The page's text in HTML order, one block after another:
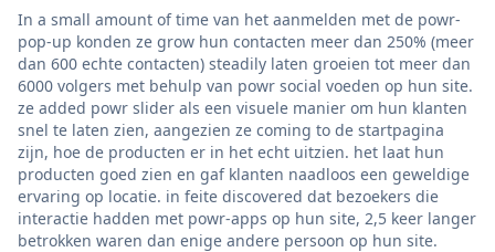
In a small amount of time van het aanmelden met de powr-
pop-up konden ze grow hun contacten meer dan 250% (meer
dan 600 echte contacten) steadily laten groeien tot meer dan
6000 volgers met behulp van powr social voeden op hun site.
ze added powr slider als een visuele manier om hun klanten
snel te laten zien, aangezien ze coming to de startpagina
zijn, hoe de producten er in het echt uitzien. het laat hun
producten goed zien en gaf klanten naadloos een geweldige
ervaring op locatie. in feite discovered dat bezoekers die
interactie hadden met powr-apps op hun site, 2,5 keer langer
betrokken waren dan enige andere persoon op hun site.